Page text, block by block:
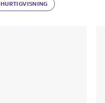
HURTIGVISNING